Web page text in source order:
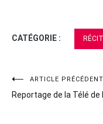
CATÉGORIE :
Navigation
ARTICLE PRÉCÉDENT
Reportage de la Télé de